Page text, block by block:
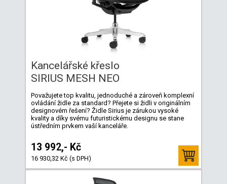
Kancelářské křeslo
SIRIUS MESH NEO
Považujete top kvalitu, jednoduché a zároveň komplexní
ovládání židle za standard? Přejete si židli v originálním
designovém řešení? Židle Sirius je zárukou vysoké
kvality a díky svému futuristickému designu se stane
ústředním prvkem vaší kanceláře.
13 992,- Kč
16 930,32 Kč (s DPH)